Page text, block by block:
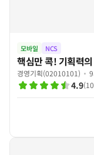
모바일 NCS
핵심만 콕! 기획력
경영기획(02010101)
4.9(